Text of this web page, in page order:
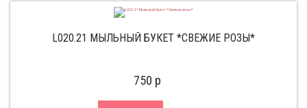
L020.21 МЫЛЬНЫЙ БУКЕТ *СВЕЖИЕ РОЗЫ*
750 p